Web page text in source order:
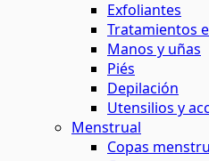
Exfoliantes
Tratamientos
Manos y uñas
Piés
Depilación
Utensilios y
Menstrual
Copas